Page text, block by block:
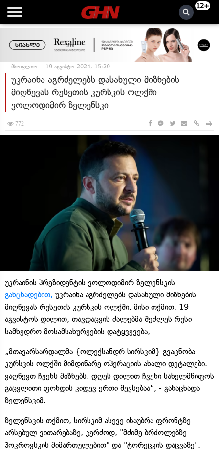
12+
მსოფლიო 19 აგვისტო 2024, 15:20
უკრაინა აგრძელებს დასახული მიზნების
მიღწევას რუსეთის კურსკის ოლქში -
ვოლოდიმირ ზელენსკი
772
უკრაინის პრეზიდენტის ვოლოდიმირ ზელენსკის
განცხადებით, უკრაინა აგრძელებს დასახული მიზნების
მიღწევას რუსეთის კურსკის ოლქში. მისი თქმით, 19
აგვისტოს დილით, თავდაცვის ძალებმა შეძლეს რუსი
სამხედრო მოსამსახურეების დატყვევება,
„მთავარსარდალმა {ოლექსანდრ სირსკიმ} გვაცნობა
კურსკის ოლქში მიმდინარე ოპერაციის ახალი დეტალები.
ვაღწევთ ჩვენს მიზნებს. დღეს დილით ჩვენი სახელმწიფოს
გაცვლითი ფონდის კიდევ ერთი შევსებაა“, - განაცხადა
ზელენსკიმ.
ზელენსკის თქმით, სირსკიმ ასევე ისაუბრა ფრონტზე
არსებულ ვითარებაზე, კერძოდ, "მძიმე ბრძოლებზე
პოკროვსკის მიმართულებით" და "ტორეცკის დაცვაზე".